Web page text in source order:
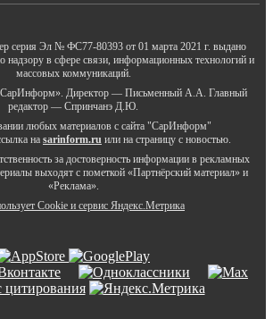
серия Эл № ФС77-80393 от 01 марта 2021 г. выдано
надзору в сфере связи, информационных технологий и
массовых коммуникаций.
Директор — Письменный А.А. Главный
редактор — Спринчанэ Д.Ю.
любых материалов с сайта "СарИнформ"
на sarinform.ru или на страницу с новостью.
за достоверность информации в рекламных
выходят с пометкой «Партнёрский материал» и
«Реклама».
Cookie и сервиc Яндекс.Метрика